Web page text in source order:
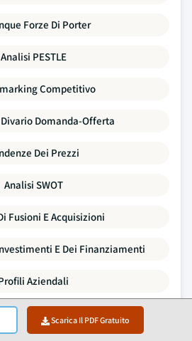
Scarica Il PDF Gratuito
Forze Di Porter
Analisi PESTLE
Competitivo
Domanda-Offerta
Dei Prezzi
Analisi SWOT
Fusioni E Acquisizioni
E Dei Finanziamenti
Aziendali
report è validato attraverso interviste
bottom-up e rigorosi controlli